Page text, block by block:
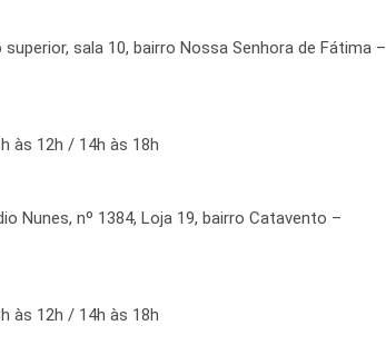
sala 10, bairro Nossa Senhora de Fátima –
às 12h / 14h às 18h
Nunes, nº 1384, Loja 19, bairro Catavento –
às 12h / 14h às 18h